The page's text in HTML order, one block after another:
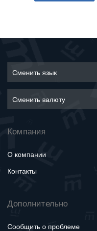
Сменить язык
Сменить валюту
Компания
О компании
Контакты
Дополнительно
Сообщить о проблеме